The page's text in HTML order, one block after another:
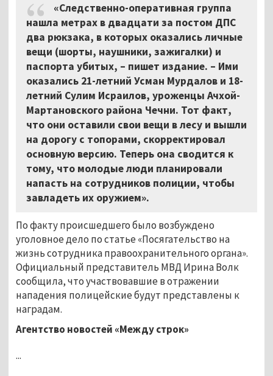
«Следственно-оперативная группа
нашла метрах в двадцати за постом ДПС
два рюкзака, в которых оказались личные
вещи (шорты, наушники, зажигалки) и
паспорта убитых, – пишет издание. – Ими
оказались 21-летний Усман Мурдалов и 18-
летний Сулим Исраилов, уроженцы Ачхой-
Мартановского района Чечни. Тот факт,
что они оставили свои вещи в лесу и вышли
на дорогу с топорами, скорректировал
основную версию. Теперь она сводится к
тому, что молодые люди планировали
напасть на сотрудников полиции, чтобы
завладеть их оружием».
По факту происшедшего было возбуждено
уголовное дело по статье «Посягательство на
жизнь сотрудника правоохранительного органа».
Официальный представитель МВД Ирина Волк
сообщила, что участвовавшие в отражении
нападения полицейские будут представлены к
наградам.
Агентство новостей «Между строк»
...